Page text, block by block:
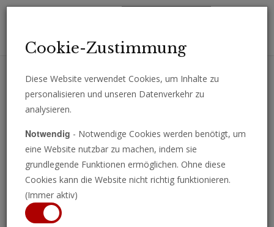
Erhalten Sie wichtige Analysen, Kommentare und Nachrichten
Cookie-Zustimmung
Diese Website verwendet Cookies, um Inhalte zu
personalisieren und unseren Datenverkehr zu
analysieren.
Notwendig - Notwendige Cookies werden benötigt, um
eine Website nutzbar zu machen, indem sie
grundlegende Funktionen ermöglichen. Ohne diese
Cookies kann die Website nicht richtig funktionieren.
(Immer aktiv)